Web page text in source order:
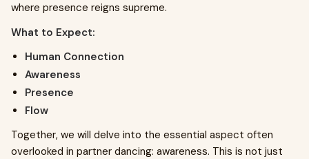
where presence reigns supreme.
What to Expect:
Human Connection
Awareness
Presence
Flow
Together, we will delve into the essential aspect often
overlooked in partner dancing: awareness. This is not just